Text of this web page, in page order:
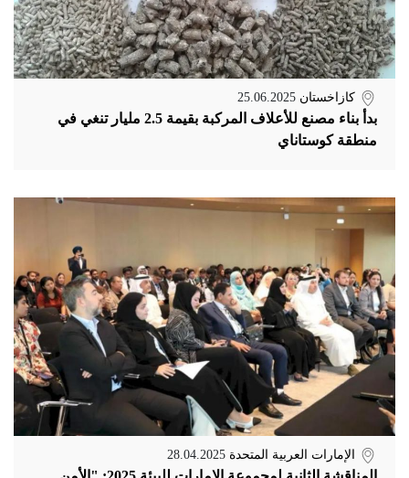
كازاخستان 25.06.2025
بدأ بناء مصنع للأعلاف المركبة بقيمة 2.5 مليار تنغي في
منطقة كوستاناي
الإمارات العربية المتحدة 28.04.2025